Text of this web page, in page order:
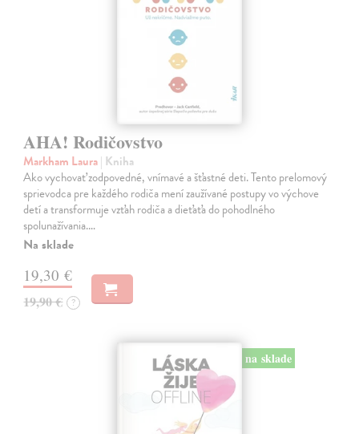
AHA! Rodičovstvo
Markham Laura| Kniha
Ako vychovať zodpovedné, vnímavé a šťastné deti. Tento prelomový
sprievodca pre každého rodiča mení zaužívané postupy vo výchove
detí a transformuje vzťah rodiča a dieťaťa do pohodlného
spolunažívania.…
Na sklade
19,30 €
19,90 € ?
na sklade